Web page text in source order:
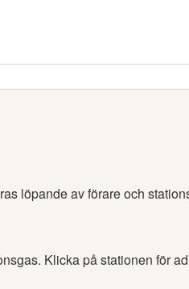
löpande av förare och
Klicka på stationen för